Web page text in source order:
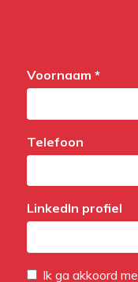
Voornaam *
Telefoon
LinkedIn profiel
Ik ga akkoord